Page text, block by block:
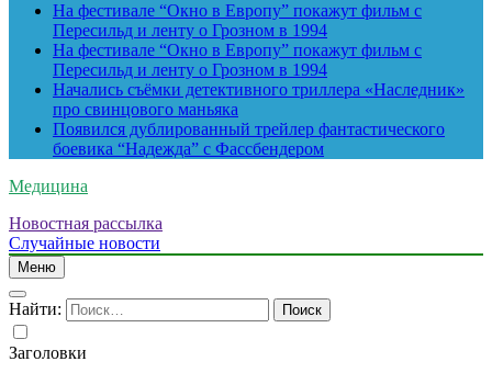
На фестивале “Окно в Европу” покажут фильм с
Пересильд и ленту о Грозном в 1994
На фестивале “Окно в Европу” покажут фильм с
Пересильд и ленту о Грозном в 1994
Начались съёмки детективного триллера «Наследник»
про свинцового маньяка
Появился дублированный трейлер фантастического
боевика “Надежда” с Фассбендером
Медицина
Новостная рассылка
Случайные новости
Меню
Найти:
Заголовки